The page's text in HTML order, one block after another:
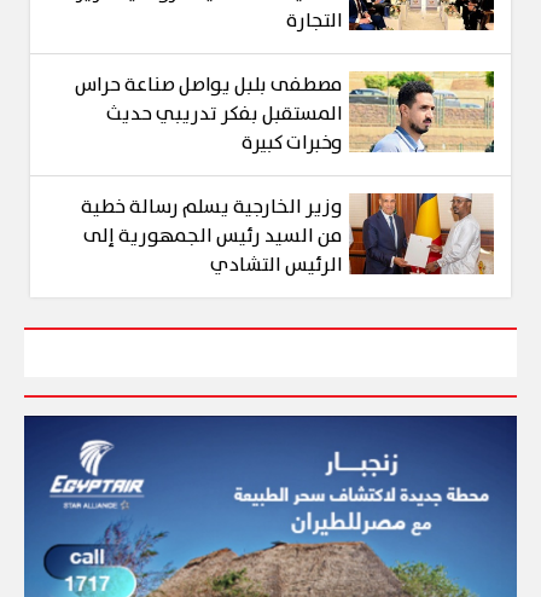
التجارة
مصطفى بلبل يواصل صناعة حراس
المستقبل بفكر تدريبي حديث
وخبرات كبيرة
وزير الخارجية يسلم رسالة خطية
من السيد رئيس الجمهورية إلى
الرئيس التشادي